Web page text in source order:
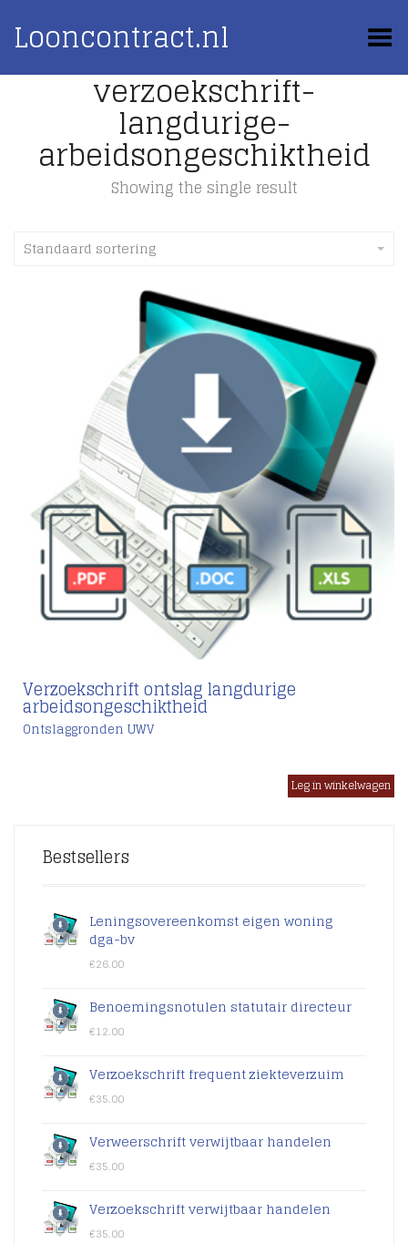
Looncontract.nl Toggle Menu
verzoekschrift-
langdurige-
arbeidsongeschiktheid
Showing the single result
Standaard sortering
Verzoekschrift ontslag langdurige
arbeidsongeschiktheid
Ontslaggronden UWV
Bestsellers
Leningsovereenkomst eigen woning
dga-bv
€26.00
Benoemingsnotulen statutair directeur
€12.00
Verzoekschrift frequent ziekteverzuim
€35.00
Verweerschrift verwijtbaar handelen
€35.00
Verzoekschrift verwijtbaar handelen
€35.00